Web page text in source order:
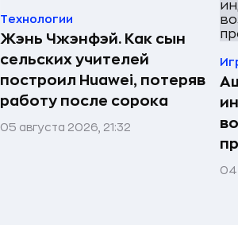
Технологии
Жэнь Чжэнфэй. Как сын
сельских учителей
построил Huawei, потеряв
работу после сорока
05 августа 2026, 21:32
04